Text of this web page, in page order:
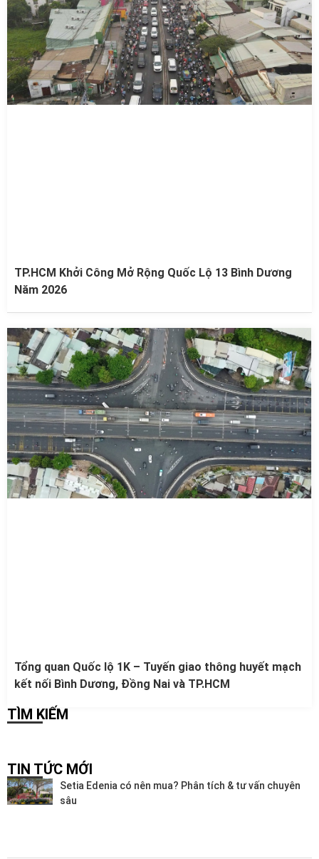
TP.HCM Khởi Công Mở Rộng Quốc Lộ 13 Bình Dương
Năm 2026
Tổng quan Quốc lộ 1K – Tuyến giao thông huyết mạch
kết nối Bình Dương, Đồng Nai và TP.HCM
TÌM KIẾM
TIN TỨC MỚI
Setia Edenia có nên mua? Phân tích & tư vấn chuyên
sâu